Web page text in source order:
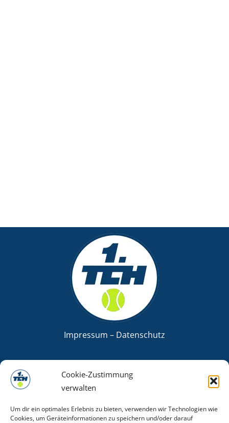
Cookie-Zustimmung
verwalten
Um dir ein optimales Erlebnis zu bieten, verwenden wir Technologien wie
Cookies, um Geräteinformationen zu speichern und/oder darauf
Impressum – Datenschutz
Vorstand
Turniere